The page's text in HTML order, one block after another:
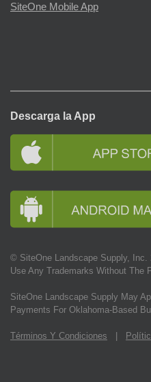
SiteOne Mobile App
Descarga la App
© SiteOne Landscape Supply, Inc.
Use Any Trademarks Without The
SiteOne Landscape Supply May
Payments For Oklahoma-Based
Términos Y Condiciones |